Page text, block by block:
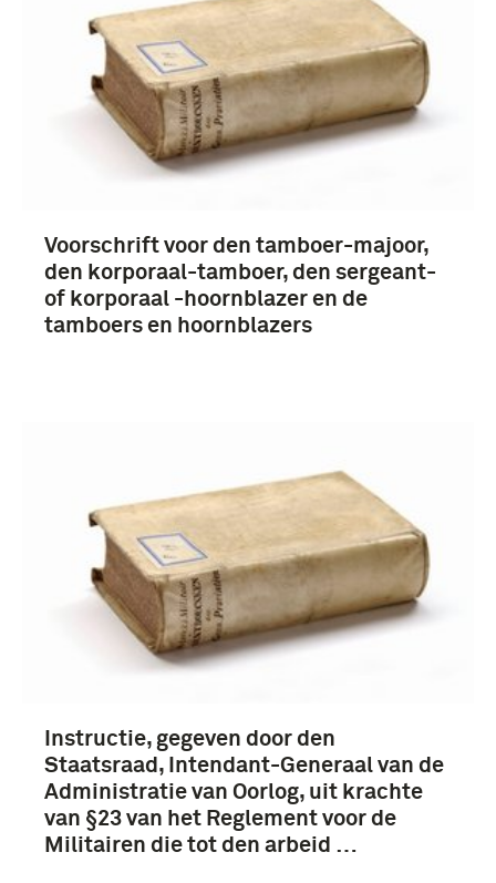
Voorschrift voor den tamboer-majoor,
den korporaal-tamboer, den sergeant-
of korporaal -hoornblazer en de
tamboers en hoornblazers
Instructie, gegeven door den
Staatsraad, Intendant-Generaal van de
Administratie van Oorlog, uit krachte
van §23 van het Reglement voor de
Militairen die tot den arbeid …